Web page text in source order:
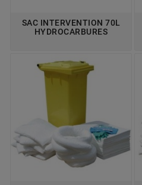
SAC INTERVENTION 70L
HYDROCARBURES